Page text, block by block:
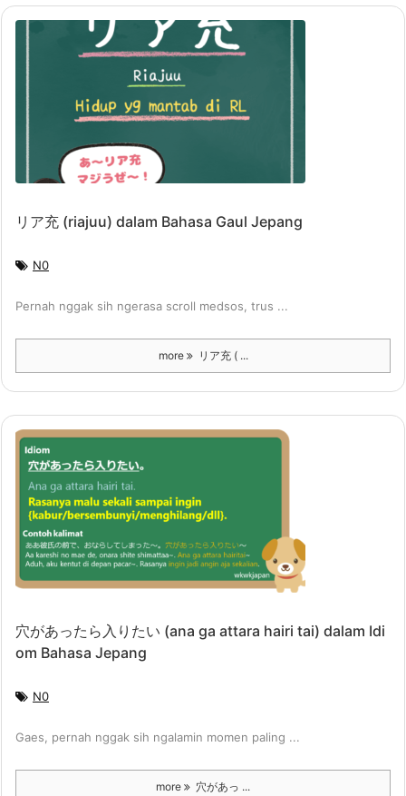
リア充 (riajuu) dalam Bahasa Gaul Jepang
N0
Pernah nggak sih ngerasa scroll medsos, trus ...
more リア充 ( ...
穴があったら入りたい (ana ga attara hairi tai) dalam Idi
om Bahasa Jepang
N0
Gaes, pernah nggak sih ngalamin momen paling ...
more 穴があっ ...